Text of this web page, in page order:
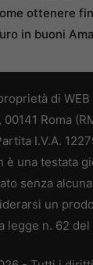
ottenere
in buoni
di
00141 Roma
I.V.A.
è una testata
senza
un
legge n. 62 del